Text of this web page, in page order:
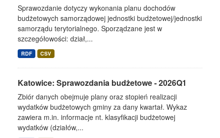
Sprawozdanie dotyczy wykonania planu dochodów
budżetowych samorządowej jednostki budżetowej/jednostki
samorządu terytorialnego. Sporządzane jest w
szczegółowości: dział,...
RDF CSV
Katowice: Sprawozdania budżetowe - 2026Q1
Zbiór danych obejmuje plany oraz stopień realizacji
wydatków budżetowych gminy za dany kwartał. Wykaz
zawiera m.in. informacje nt. klasyfikacji budżetowej
wydatków (działów,...